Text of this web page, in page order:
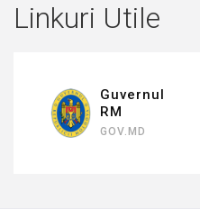
Linkuri Utile
Guvernul
RM
GOV.MD